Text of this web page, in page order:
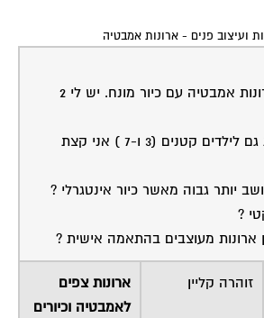
ועיצוב פנים - ארונות אמבטיה
אני רוצה להזמין ארונות אמבטיה עם כיור מונח. יש לי 2
באמבטיה שמיועדת גם לילדים קטנים (3 ו-7 ) אני קצת
יותר גבוה מאשר כיור אינטגרלי ?
?
ארונות מעוצבים בהתאמה אישית ?
זוהרה קליין
ארונות צפים
לאמבטיה וכיורים